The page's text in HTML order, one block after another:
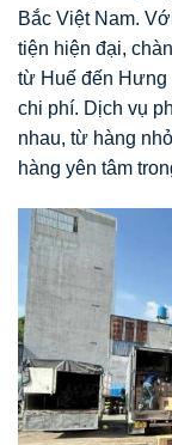
Bắc Việt Nam.
tiện hiện đại,
từ Huế đến Hưng
chi phí. Dịch vụ
nhau, từ hàng
hàng yên tâm